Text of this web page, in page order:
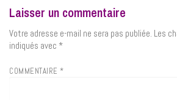
Laisser un commentaire
Votre adresse e-mail ne sera pas publiée. Les
indiqués avec *
COMMENTAIRE *